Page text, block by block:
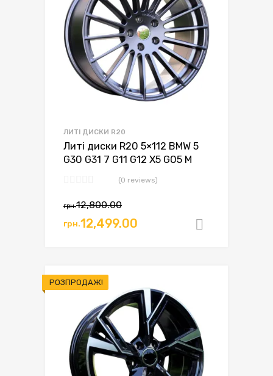
ЛИТІ ДИСКИ R20
Литі диски R20 5×112 BMW 5
G30 G31 7 G11 G12 X5 G05 M
(0 reviews)
грн.12,800.00
грн.12,499.00
РОЗПРОДАЖ!